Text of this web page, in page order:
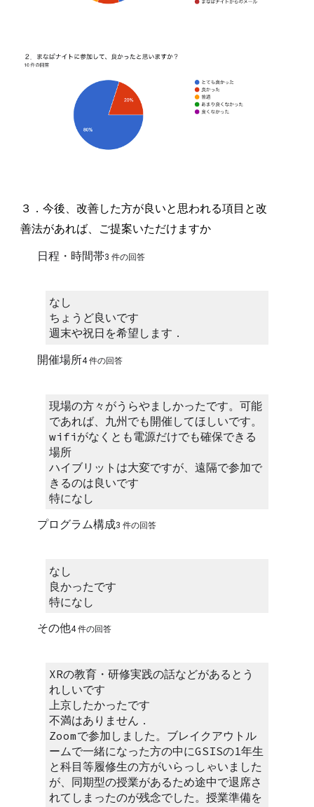
３．今後、改善した方が良いと思われる項目と改
善法があれば、ご提案いただけますか
日程・時間帯3 件の回答
なし
ちょうど良いです
週末や祝日を希望します．
開催場所4 件の回答
現場の方々がうらやましかったです。可能
であれば、九州でも開催してほしいです。
wifiがなくとも電源だけでも確保できる
場所
ハイブリットは大変ですが、遠隔で参加で
きるのは良いです
特になし
プログラム構成3 件の回答
なし
良かったです
特になし
その他4 件の回答
XRの教育・研修実践の話などがあるとう
れしいです
上京したかったです
不満はありません．
Zoomで参加しました。ブレイクアウトル
ームで一緒になった方の中にGSISの1年生
と科目等履修生の方がいらっしゃいました
が、同期型の授業があるため途中で退席さ
れてしまったのが残念でした。授業準備を